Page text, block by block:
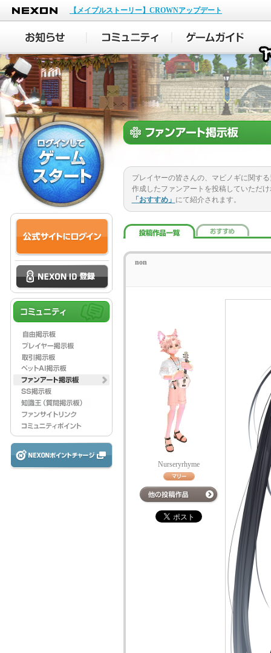
NEXON
【メイプルストーリー】CROWNアップデート
プレイヤーの皆さんの、マビノギに関す
作成したファンアートを投稿していただ
「おすすめ」 にて紹介されます。
non
Nurseryrhyme